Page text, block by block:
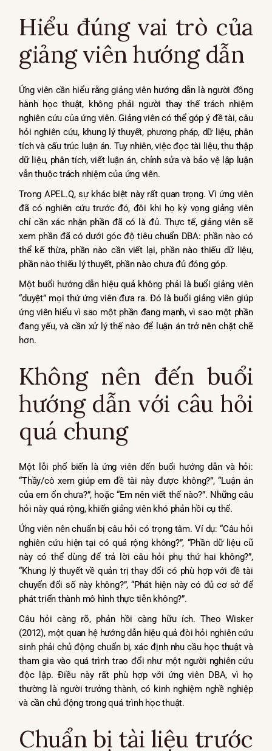
Hiểu đúng vai trò của
giảng viên hướng dẫn
Ứng viên cần hiểu rằng giảng viên hướng dẫn là người đồng
hành học thuật, không phải người thay thế trách nhiệm
nghiên cứu của ứng viên. Giảng viên có thể góp ý đề tài, câu
hỏi nghiên cứu, khung lý thuyết, phương pháp, dữ liệu, phân
tích và cấu trúc luận án. Tuy nhiên, việc đọc tài liệu, thu thập
dữ liệu, phân tích, viết luận án, chỉnh sửa và bảo vệ lập luận
vẫn thuộc trách nhiệm của ứng viên.
Trong APEL.Q, sự khác biệt này rất quan trọng. Vì ứng viên
đã có nghiên cứu trước đó, đôi khi họ kỳ vọng giảng viên
chỉ cần xác nhận phần đã có là đủ. Thực tế, giảng viên sẽ
xem phần đã có dưới góc độ tiêu chuẩn DBA: phần nào có
thể kế thừa, phần nào cần viết lại, phần nào thiếu dữ liệu,
phần nào thiếu lý thuyết, phần nào chưa đủ đóng góp.
Một buổi hướng dẫn hiệu quả không phải là buổi giảng viên
“duyệt” mọi thứ ứng viên đưa ra. Đó là buổi giảng viên giúp
ứng viên hiểu vì sao một phần đang mạnh, vì sao một phần
đang yếu, và cần xử lý thế nào để luận án trở nên chặt chẽ
hơn.
Không nên đến buổi
hướng dẫn với câu hỏi
quá chung
Một lỗi phổ biến là ứng viên đến buổi hướng dẫn và hỏi:
“Thầy/cô xem giúp em đề tài này được không?”, “Luận án
của em ổn chưa?”, hoặc “Em nên viết thế nào?”. Những câu
hỏi này quá rộng, khiến giảng viên khó phản hồi cụ thể.
Ứng viên nên chuẩn bị câu hỏi có trọng tâm. Ví dụ: “Câu hỏi
nghiên cứu hiện tại có quá rộng không?”, “Phần dữ liệu cũ
này có thể dùng để trả lời câu hỏi phụ thứ hai không?”,
“Khung lý thuyết về quản trị thay đổi có phù hợp với đề tài
chuyển đổi số này không?”, “Phát hiện này có đủ cơ sở để
phát triển thành mô hình thực tiễn không?”.
Câu hỏi càng rõ, phản hồi càng hữu ích. Theo Wisker
(2012), một quan hệ hướng dẫn hiệu quả đòi hỏi nghiên cứu
sinh phải chủ động chuẩn bị, xác định nhu cầu học thuật và
tham gia vào quá trình trao đổi như một người nghiên cứu
độc lập. Điều này rất phù hợp với ứng viên DBA, vì họ
thường là người trưởng thành, có kinh nghiệm nghề nghiệp
và cần chủ động trong quá trình học thuật.
Chuẩn bị tài liệu trước